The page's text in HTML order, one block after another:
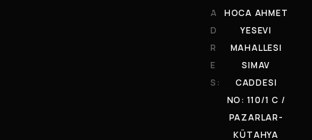
A
D
R
E
S:
HOCA AHMET
YESEVI
MAHALLESI
SIMAV
CADDESI
NO: 110/1 C /
PAZARLAR-
KÜTAHYA